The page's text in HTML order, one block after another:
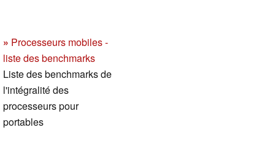
» Processeurs mobiles -
liste des benchmarks
Liste des benchmarks de
l'intégralité des
processeurs pour
portables